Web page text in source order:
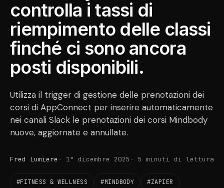
controlla i tassi di
riempimento delle classi
finché ci sono ancora
posti disponibili.
Utilizza il trigger di gestione delle prenotazioni dei
corsi di AppConnect per inserire automaticamente
nei canali Slack le prenotazioni dei corsi Mindbody
nuove, aggiornate e annullate.
Fred Lumiere 1° dicembre 2025 5 minuti di lettura
#FITNESS & WELLNESS #MINDBODY #ZAPIER